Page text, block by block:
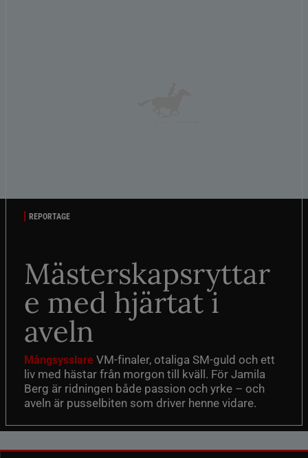
REPORTAGE
Mästerskapsryttar
e med hjärtat i
aveln
Mångsysslare VM-finaler, otaliga SM-guld och ett
liv med hästar från morgon till kväll. För Jamila
Berg är ridningen både passion och yrke – och
aveln är pusselbiten som driver henne vidare.